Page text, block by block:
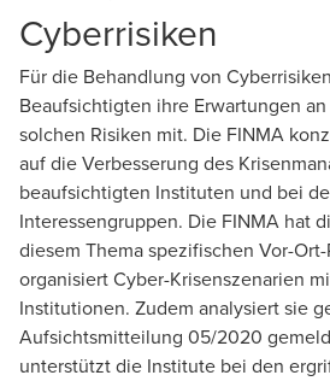
Cyberrisiken
Für die Behandlung von
Beaufsichtigten ihre Erwartungen
solchen Risiken mit. Die FINMA
auf die Verbesserung des
beaufsichtigten Instituten und bei
Interessengruppen. Die FINMA hat
diesem Thema spezifischen Vor-
organisiert Cyber-Krisenszenarien
Institutionen. Zudem analysiert sie
Aufsichtsmitteilung 05/2020
unterstützt die Institute bei den